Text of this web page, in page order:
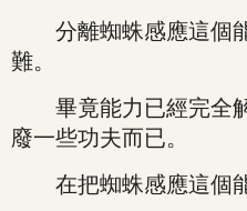
分離蜘蛛感應這個能
難。
畢竟能力已經完全解
廢一些功夫而已。
在把蜘蛛感應這個能